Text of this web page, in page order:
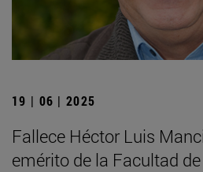
19 | 06 | 2025
Fallece Héctor Luis
emérito de la Facultad